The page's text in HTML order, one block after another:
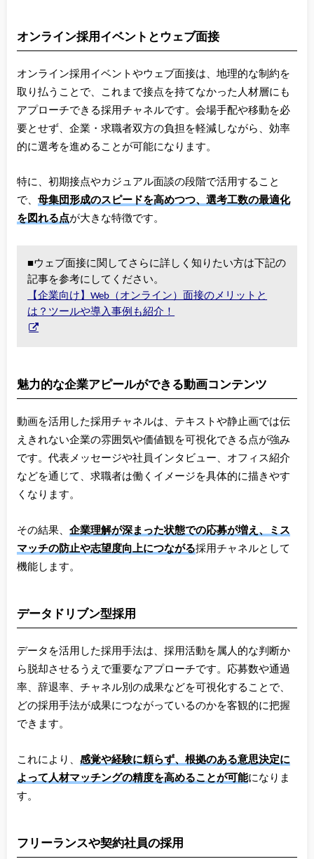
オンライン採用イベントとウェブ面接
オンライン採用イベントやウェブ面接は、地理的な制約を
取り払うことで、これまで接点を持てなかった人材層にも
アプローチできる採用チャネルです。会場手配や移動を必
要とせず、企業・求職者双方の負担を軽減しながら、効率
的に選考を進めることが可能になります。
特に、初期接点やカジュアル面談の段階で活用すること
で、 母集団形成のスピードを高めつつ、選考工数の最適化
を図れる点が大きな特徴です。
■ウェブ面接に関してさらに詳しく知りたい方は下記の
記事を参考にしてください。
【企業向け】Web（オンライン）面接のメリットと
は？ツールや導入事例も紹介！
魅力的な企業アピールができる動画コンテンツ
動画を活用した採用チャネルは、テキストや静止画では伝
えきれない企業の雰囲気や価値観を可視化できる点が強み
です。代表メッセージや社員インタビュー、オフィス紹介
などを通じて、求職者は働くイメージを具体的に描きやす
くなります。
その結果、 企業理解が深まった状態での応募が増え、ミス
マッチの防止や志望度向上につながる採用チャネルとして
機能します。
データドリブン型採用
データを活用した採用手法は、採用活動を属人的な判断か
ら脱却させるうえで重要なアプローチです。応募数や通過
率、辞退率、チャネル別の成果などを可視化することで、
どの採用手法が成果につながっているのかを客観的に把握
できます。
これにより、 感覚や経験に頼らず、根拠のある意思決定に
よって人材マッチングの精度を高めることが可能になりま
す。
フリーランスや契約社員の採用